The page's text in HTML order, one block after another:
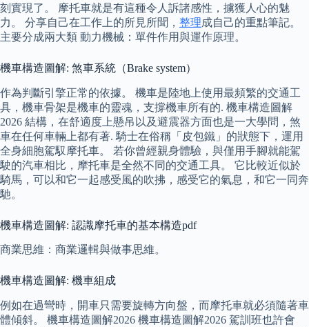
刻實現了。 摩托車就是有這種令人訴諸感性，擄獲人心的魅
力。 分享自己在工作上的所見所聞， 整理成自己的重點筆記。
主要分成兩大類 動力機械：單件作用與運作原理。
機車構造圖解: 煞車系統（Brake system）
作為判斷引擎正常的依據。 機車是陸地上使用最頻繁的交通工
具，機車骨架是機車的靈魂，支撐機車所有的. 機車構造圖解
2026 結構，在舒適度上懸吊以及避震器方面也是一大學問，煞
車在任何車輛上都有著. 騎士在俗稱「皮包鐵」的狀態下，運用
全身細胞駕馭摩托車。 若你曾經親身體驗，與僅用手腳就能駕
駛的汽車相比，摩托車是全然不同的交通工具。 它比較近似於
騎馬，可以和它一起感受風的吹拂，感受它的氣息，和它一同奔
馳。
機車構造圖解: 認識摩托車的基本構造pdf
商業思維：商業邏輯與做事思維。
機車構造圖解: 機車組成
例如在過彎時，開車只需要旋轉方向盤，而摩托車就必須隨著車
體傾斜。 機車構造圖解2026 機車構造圖解2026 駕訓班也許會